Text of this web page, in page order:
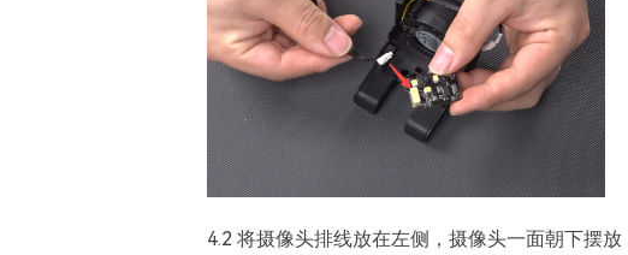
4.2 将摄像头排线放在左侧，摄像头一面朝下摆